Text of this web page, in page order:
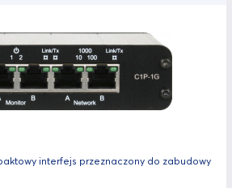
interfejs przeznaczony do zabudowy